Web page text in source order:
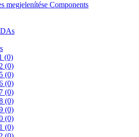
megjelenítése Components
(0)
(0)
(0)
(0)
(0)
(0)
(0)
(0)
(0)